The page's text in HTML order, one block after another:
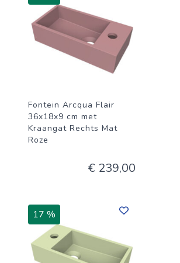
Fontein Arcqua Flair
36x18x9 cm met
Kraangat Rechts Mat
Roze
€ 239,00
17 %